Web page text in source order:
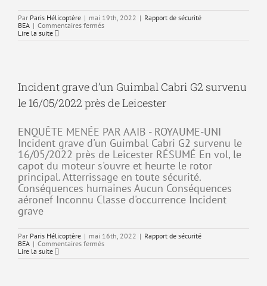
Par Paris Hélicoptère | mai 19th, 2022 | Rapport de sécurité
BEA | Commentaires ferméssur
le
19/05/2022
à
Delray
Lire la suite
Incident grave d’un Guimbal Cabri G2 survenu
le 16/05/2022 près de Leicester
ENQUÊTE MENÉE PAR AAIB - ROYAUME-UNI
Incident grave d'un Guimbal Cabri G2 survenu le
16/05/2022 près de Leicester RÉSUMÉ En vol, le
capot du moteur s'ouvre et heurte le rotor
principal. Atterrissage en toute sécurité.
Conséquences humaines Aucun Conséquences
aéronef Inconnu Classe d'occurrence Incident
grave
Par Paris Hélicoptère | mai 16th, 2022 | Rapport de sécurité
BEA | Commentaires ferméssur
Lire la suite